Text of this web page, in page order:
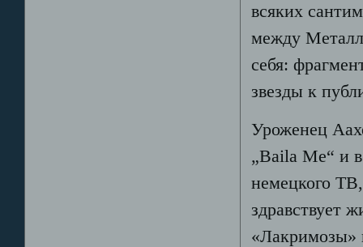
всяких
между
себя:
звезды к
Уроженец
„Baila Me“ и
немецкого
здравствует
«Лакримозы»